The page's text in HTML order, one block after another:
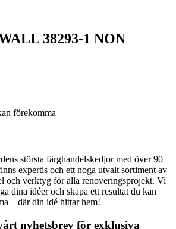
38293-1 NON
förekomma
största färghandelskedjor med över 90
expertis och ett noga utvalt sortiment av
och verktyg för alla renoveringsprojekt. Vi
dina idéer och skapa ett resultat du kan
– där din idé hittar hem!
nyhetsbrev för exklusiva